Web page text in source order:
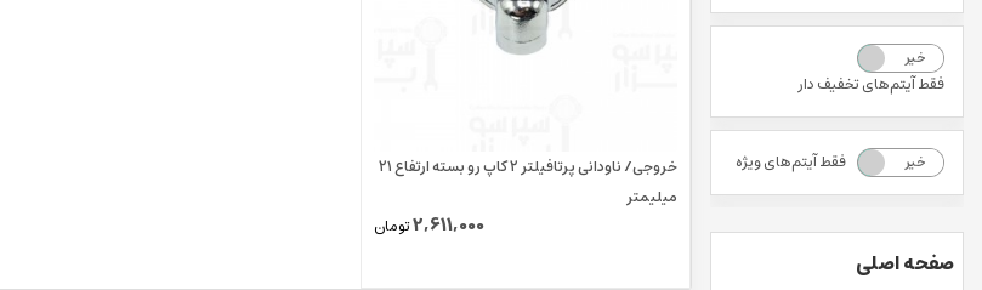
خیر
فقط آیتم‌های تخفیف دار
بله خیر فقط آیتم‌های ویژه
صفحه اصلی
خروجی/ ناودانی پرتافیلتر ۲ کاپ رو بسته ارتفاع ۲۱
میلیمتر
2,611,000تومان